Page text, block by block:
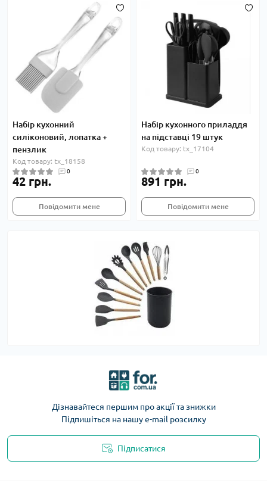
Набір кухонний
силіконовий, лопатка +
пензлик
Код товару: tx_18158
0
42 грн.
Повідомити мене
Набір кухонного приладдя
на підставці 19 штук
Код товару: tx_17104
0
891 грн.
Повідомити мене
Дізнавайтеся першим про акції та знижки
Підпишіться на нашу e-mail розсилку
Підписатися